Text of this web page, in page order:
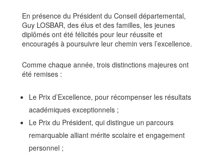
En présence du Président du Conseil départemental,
Guy LOSBAR, des élus et des familles, les jeunes
diplômés ont été félicités pour leur réussite et
encouragés à poursuivre leur chemin vers l’excellence.
Comme chaque année, trois distinctions majeures ont
été remises :
Le Prix d’Excellence, pour récompenser les résultats
académiques exceptionnels ;
Le Prix du Président, qui distingue un parcours
remarquable alliant mérite scolaire et engagement
personnel ;